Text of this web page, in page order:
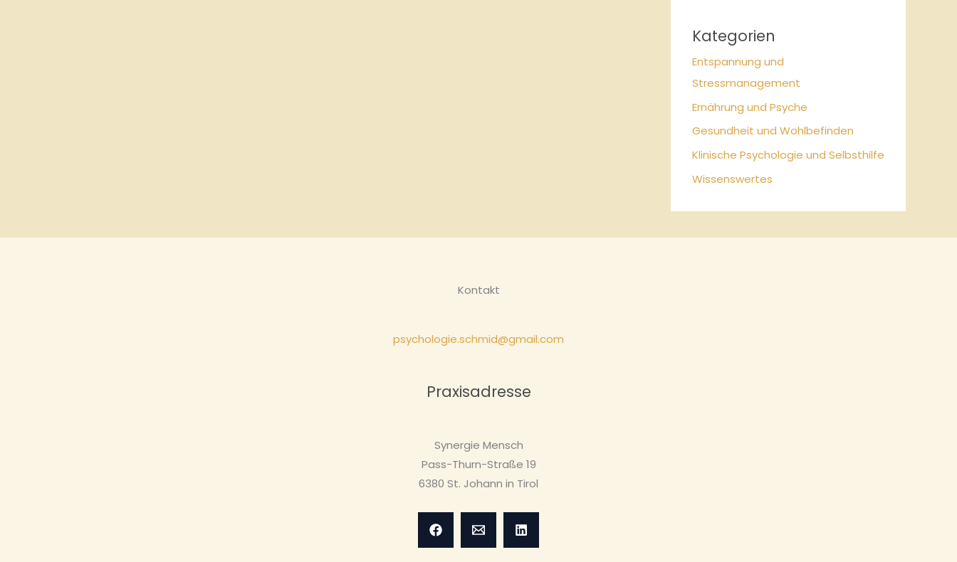
Kategorien
Entspannung und
Stressmanagement
Ernährung und Psyche
Gesundheit und Wohlbefinden
Klinische Psychologie und Selbsthilfe
Wissenswertes
Kontakt
psychologie.schmid@gmail.com
Praxisadresse
Synergie Mensch
Pass-Thurn-Straße 19
6380 St. Johann in Tirol